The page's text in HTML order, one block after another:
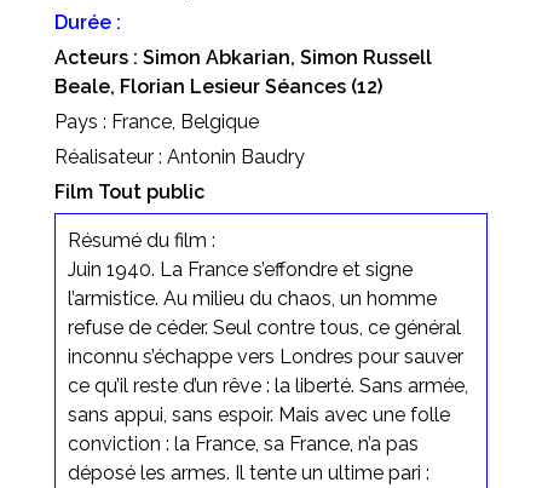
Durée :
Acteurs : Simon Abkarian, Simon Russell
Beale, Florian Lesieur Séances (12)
Pays : France, Belgique
Réalisateur : Antonin Baudry
Film Tout public
Résumé du film :
Juin 1940. La France s’effondre et signe
l’armistice. Au milieu du chaos, un homme
refuse de céder. Seul contre tous, ce général
inconnu s’échappe vers Londres pour sauver
ce qu’il reste d’un rêve : la liberté. Sans armée,
sans appui, sans espoir. Mais avec une folle
conviction : la France, sa France, n’a pas
déposé les armes. Il tente un ultime pari :